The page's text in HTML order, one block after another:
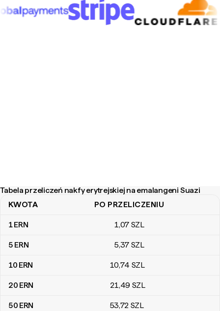
Tabela przeliczeń nakfy erytrejskiej na emalangeni Suazi
Tabela przeliczeń nakfy erytrejskiej na emalangeni Suazi
KWOTA PO PRZELICZENIU
1ERN 1,07 SZL
5 ERN 5,37 SZL
10 ERN 10,74 SZL
20 ERN 21,49 SZL
50 ERN 53,72 SZL